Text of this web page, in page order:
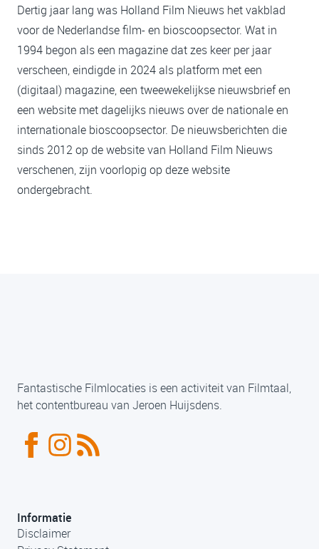
Dertig jaar lang was Holland Film Nieuws het vakblad
voor de Nederlandse film- en bioscoopsector. Wat in
1994 begon als een magazine dat zes keer per jaar
verscheen, eindigde in 2024 als platform met een
(digitaal) magazine, een tweewekelijkse nieuwsbrief en
een website met dagelijks nieuws over de nationale en
internationale bioscoopsector. De nieuwsberichten die
sinds 2012 op de website van Holland Film Nieuws
verschenen, zijn voorlopig op deze website
ondergebracht.
Fantastische Filmlocaties is een activiteit van Filmtaal,
het contentbureau van Jeroen Huijsdens.
Informatie
Disclaimer